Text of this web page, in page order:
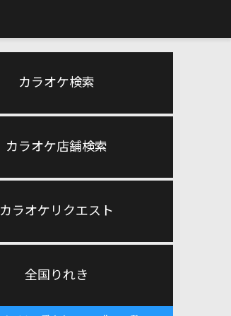
カラオケ検索
カラオケ店舗検索
カラオケリクエスト
全国りれき